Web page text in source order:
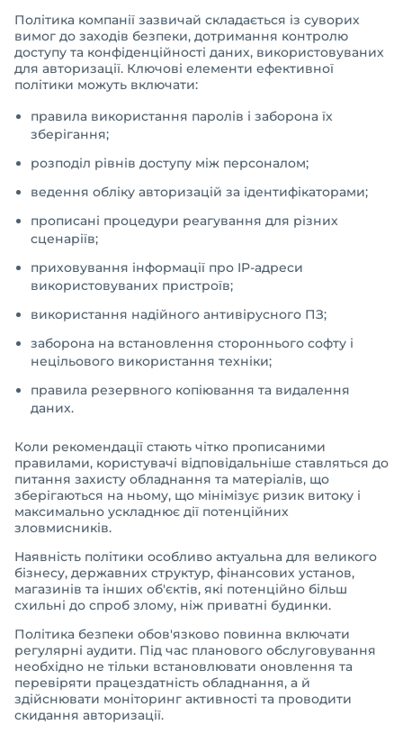
Політика компанії зазвичай складається із суворих
вимог до заходів безпеки, дотримання контролю
доступу та конфіденційності даних, використовуваних
для авторизації. Ключові елементи ефективної
політики можуть включати:
правила використання паролів і заборона їх
зберігання;
розподіл рівнів доступу між персоналом;
ведення обліку авторизацій за ідентифікаторами;
прописані процедури реагування для різних
сценаріїв;
приховування інформації про IP-адреси
використовуваних пристроїв;
використання надійного антивірусного ПЗ;
заборона на встановлення стороннього софту і
нецільового використання техніки;
правила резервного копіювання та видалення
даних.
Коли рекомендації стають чітко прописаними
правилами, користувачі відповідальніше ставляться до
питання захисту обладнання та матеріалів, що
зберігаються на ньому, що мінімізує ризик витоку і
максимально ускладнює дії потенційних
зловмисників.
Наявність політики особливо актуальна для великого
бізнесу, державних структур, фінансових установ,
магазинів та інших об'єктів, які потенційно більш
схильні до спроб злому, ніж приватні будинки.
Політика безпеки обов'язково повинна включати
регулярні аудити. Під час планового обслуговування
необхідно не тільки встановлювати оновлення та
перевіряти працездатність обладнання, а й
здійснювати моніторинг активності та проводити
скидання авторизації.